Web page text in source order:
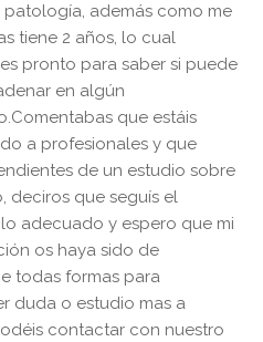
patología, además como me
tiene 2 años, lo cual
pronto para saber si puede
en algún
que estáis
a profesionales y que
de un estudio sobre
deciros que seguís el
adecuado y espero que mi
os haya sido de
todas formas para
duda o estudio mas a
contactar con nuestro